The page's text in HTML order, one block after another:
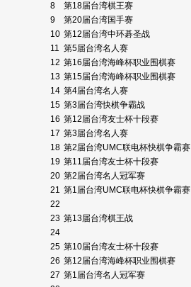
8
第18届台湾棋王赛
9
第20届台湾国手赛
10 第12届台湾中环碁圣战
11 第5届台湾名人赛
12 第16届台湾海峰杯职业围棋赛
13 第15届台湾海峰杯职业围棋赛
14 第4届台湾名人赛
15 第3届台湾快棋争霸战
16 第12届台湾友士杯十段赛
17 第3届台湾名人赛
18 第2届台湾UMC联电杯快棋争霸赛
19 第11届台湾友士杯十段赛
20 第2届台湾名人冠军赛
21 第1届台湾UMC联电杯快棋争霸赛
22
23 第13届台湾棋王战
24
25 第10届台湾友士杯十段赛
26 第12届台湾海峰杯职业围棋赛
27 第1届台湾名人冠军赛